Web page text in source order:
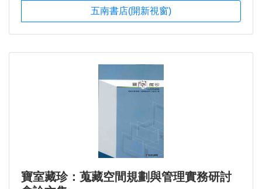
五南書店(開新視窗)
寶室藏珍：蒐藏空間規劃與管理實務研討